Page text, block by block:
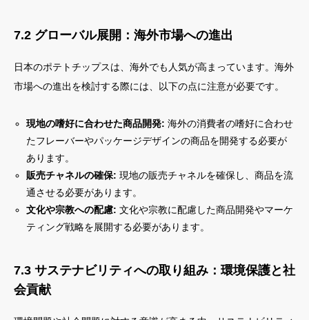
7.2 グローバル展開：海外市場への進出
日本のポテトチップスは、海外でも人気が高まっています。海外
市場への進出を検討する際には、以下の点に注意が必要です。
現地の嗜好に合わせた商品開発: 海外の消費者の嗜好に合わせ
たフレーバーやパッケージデザインの商品を開発する必要が
あります。
販売チャネルの確保: 現地の販売チャネルを確保し、商品を流
通させる必要があります。
文化や宗教への配慮: 文化や宗教に配慮した商品開発やマーケ
ティング戦略を展開する必要があります。
7.3 サステナビリティへの取り組み：環境保護と社
会貢献